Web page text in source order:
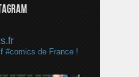
#comics de France !